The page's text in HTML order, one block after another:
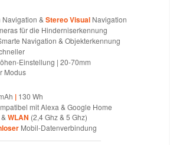
& Stereo VisualNavigation
für die Hinderniserkennung
Navigation & Objekterkennung
Einstellung | 20-70mm
Modus
| 130 Wh
mit Alexa & Google Home
WLAN (2,4 Ghz & 5 Ghz)
Mobil-Datenverbindung